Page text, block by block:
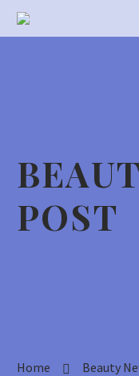
POST
Home Beauty